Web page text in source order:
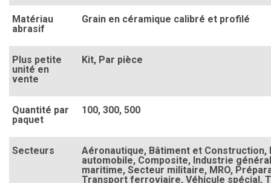
Matériau
abrasif
Grain en céramique calibré et profilé
Plus petite
unité en
vente
Kit, Par pièce
Quantité par
paquet
100, 300, 500
Secteurs Aéronautique, Bâtiment et Construction,
automobile, Composite, Industrie
maritime, Secteur militaire, MRO,
Transport ferroviaire, Véhicule spécial,